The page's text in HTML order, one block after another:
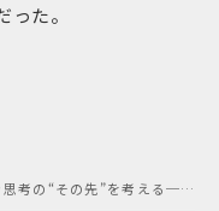
た。
流行か？役目を終えたのか？デザイン思考の“その先”を考える──KESIKI石川俊祐×PwC野々村健一×早川克美